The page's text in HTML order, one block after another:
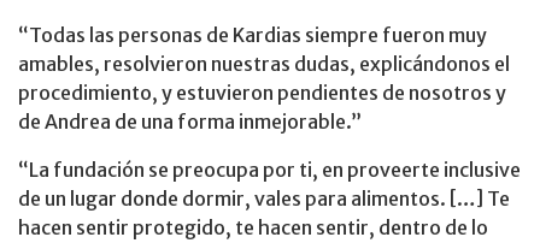
“Todas las personas de Kardias siempre fueron muy
amables, resolvieron nuestras dudas, explicándonos el
procedimiento, y estuvieron pendientes de nosotros y
de Andrea de una forma inmejorable.”
“La fundación se preocupa por ti, en proveerte inclusive
de un lugar donde dormir, vales para alimentos. […] Te
hacen sentir protegido, te hacen sentir, dentro de lo